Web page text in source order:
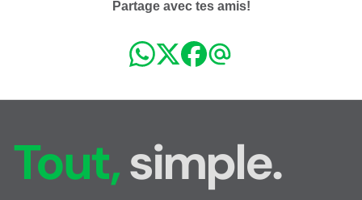
Partage avec tes amis!
Tout,simple.